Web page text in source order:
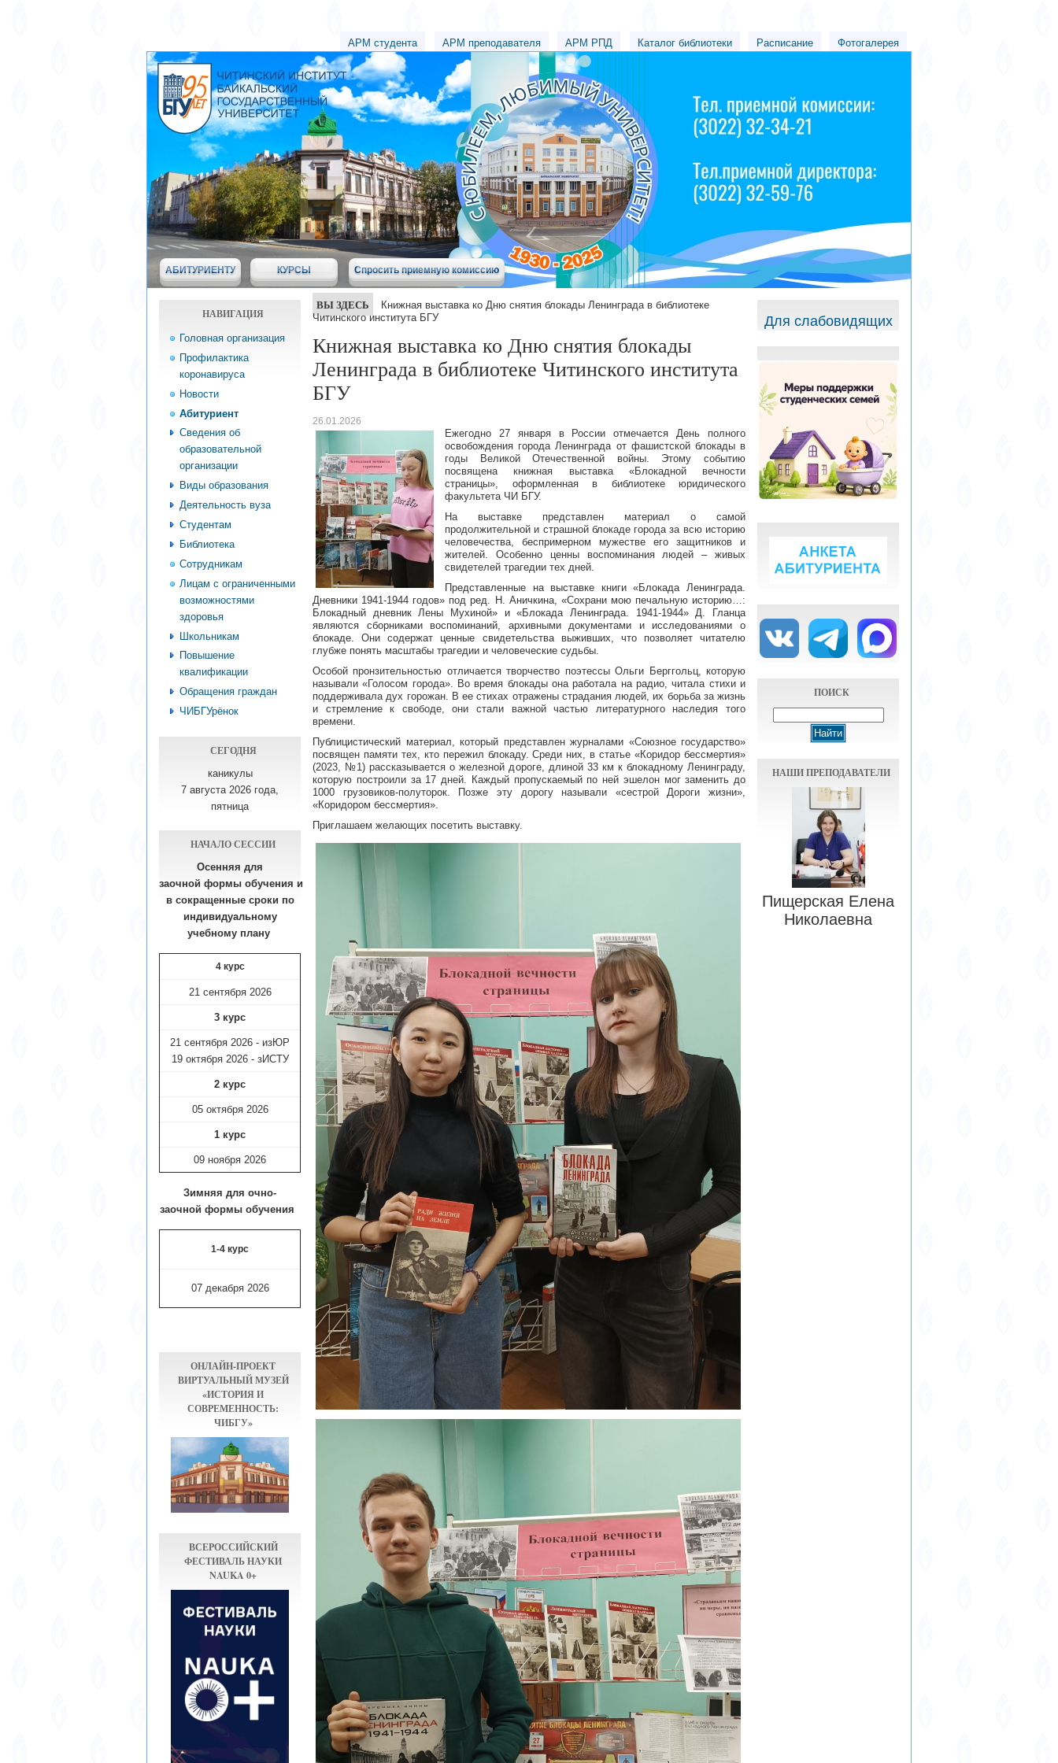
АРМ студента АРМ преподавателя АРМ РПД Каталог библиотеки Расписание Фотогалерея
АБИТУРИЕНТУ КУРСЫ Спросить приемную комиссию
НАВИГАЦИЯ
Головная организация
Профилактика
коронавируса
Новости
Абитуриент
Сведения об
образовательной
организации
Виды образования
Деятельность вуза
Студентам
Библиотека
Сотрудникам
Лицам с ограниченными
возможностями
здоровья
Школьникам
Повышение
квалификации
Обращения граждан
ЧИБГУрёнок
СЕГОДНЯ
каникулы
7 августа 2026 года,
пятница
НАЧАЛО СЕССИИ
Осенняя для
заочной формы обучения и
в сокращенные сроки по
индивидуальному
учебному плану​
4 курс
21 сентября 2026
3 курс
21 сентября 2026 - изЮР
19 октября 2026 - зИСТУ
2 курс
05 октября 2026
1 курс
09 ноября 2026
Зимняя для очно-
заочной формы обучения
1-4 курс
07 декабря 2026
ОНЛАЙН-ПРОЕКТ
ВИРТУАЛЬНЫЙ МУЗЕЙ
«ИСТОРИЯ И
СОВРЕМЕННОСТЬ:
ЧИБГУ»
ВСЕРОССИЙСКИЙ
ФЕСТИВАЛЬ НАУКИ
NAUKA 0+
ВЫ ЗДЕСЬ
Книжная выставка ко Дню снятия блокады Ленинграда в библиотеке
Читинского института БГУ
Книжная выставка ко Дню снятия блокады
Ленинграда в библиотеке Читинского института
БГУ
26.01.2026
Ежегодно 27 января в России отмечается День полного
освобождения города Ленинграда от фашистской блокады в
годы Великой Отечественной войны. Этому событию
посвящена книжная выставка «Блокадной вечности
страницы», оформленная в библиотеке юридического
факультета ЧИ БГУ.
На выставке представлен материал о самой
продолжительной и страшной блокаде города за всю историю
человечества, беспримерном мужестве его защитников и
жителей. Особенно ценны воспоминания людей – живых
свидетелей трагедии тех дней.
Представленные на выставке книги «Блокада Ленинграда.
Дневники 1941-1944 годов» под ред. Н. Аничкина, «Сохрани мою печальную историю…:
Блокадный дневник Лены Мухиной» и «Блокада Ленинграда. 1941-1944» Д. Гланца
являются сборниками воспоминаний, архивными документами и исследованиями о
блокаде. Они содержат ценные свидетельства выживших, что позволяет читателю
глубже понять масштабы трагедии и человеческие судьбы.
Особой пронзительностью отличается творчество поэтессы Ольги Берггольц, которую
называли «Голосом города». Во время блокады она работала на радио, читала стихи и
поддерживала дух горожан. В ее стихах отражены страдания людей, их борьба за жизнь
и стремление к свободе, они стали важной частью литературного наследия того
времени.
Публицистический материал, который представлен журналами «Союзное государство»
посвящен памяти тех, кто пережил блокаду. Среди них, в статье «Коридор бессмертия»
(2023, №1) рассказывается о железной дороге, длиной 33 км к блокадному Ленинграду,
которую построили за 17 дней. Каждый пропускаемый по ней эшелон мог заменить до
1000 грузовиков-полуторок. Позже эту дорогу называли «сестрой Дороги жизни»,
«Коридором бессмертия».
Приглашаем желающих посетить выставку.
Для слабовидящих
ПОИСК
НАШИ ПРЕПОДАВАТЕЛИ
Пищерская Елена
Николаевна